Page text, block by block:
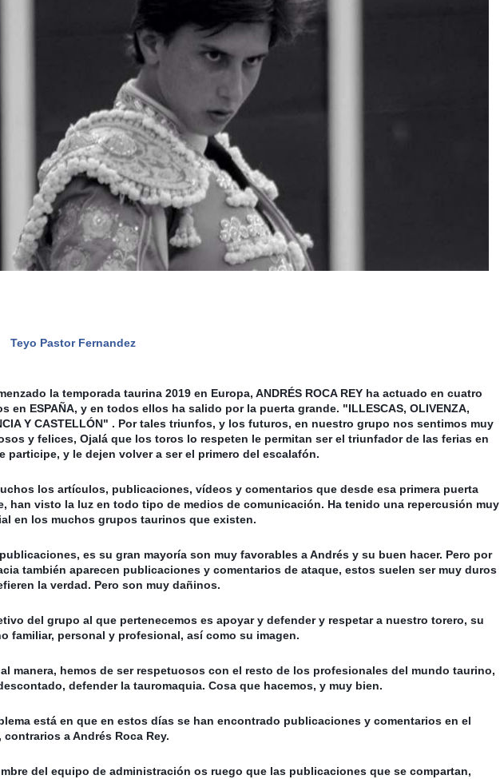
Teyo Pastor Fernandez
la temporada taurina 2019 en Europa, ANDRÉS ROCA REY ha actuado en cuatro
en ESPAÑA, y en todos ellos ha salido por la puerta grande. "ILLESCAS, OLIVENZA,
Y CASTELLÓN" . Por tales triunfos, y los futuros, en nuestro grupo nos sentimos muy
y felices, Ojalá que los toros lo respeten le permitan ser el triunfador de las ferias en
participe, y le dejen volver a ser el primero del escalafón.
los artículos, publicaciones, vídeos y comentarios que desde esa primera puerta
han visto la luz en todo tipo de medios de comunicación. Ha tenido una repercusión muy
en los muchos grupos taurinos que existen.
es su gran mayoría son muy favorables a Andrés y su buen hacer. Pero por
también aparecen publicaciones y comentarios de ataque, estos suelen ser muy duros
la verdad. Pero son muy dañinos.
del grupo al que pertenecemos es apoyar y defender y respetar a nuestro torero, su
familiar, personal y profesional, así como su imagen.
manera, hemos de ser respetuosos con el resto de los profesionales del mundo taurino,
defender la tauromaquia. Cosa que hacemos, y muy bien.
está en que en estos días se han encontrado publicaciones y comentarios en el
contrarios a Andrés Roca Rey.
del equipo de administración os ruego que las publicaciones que se compartan,